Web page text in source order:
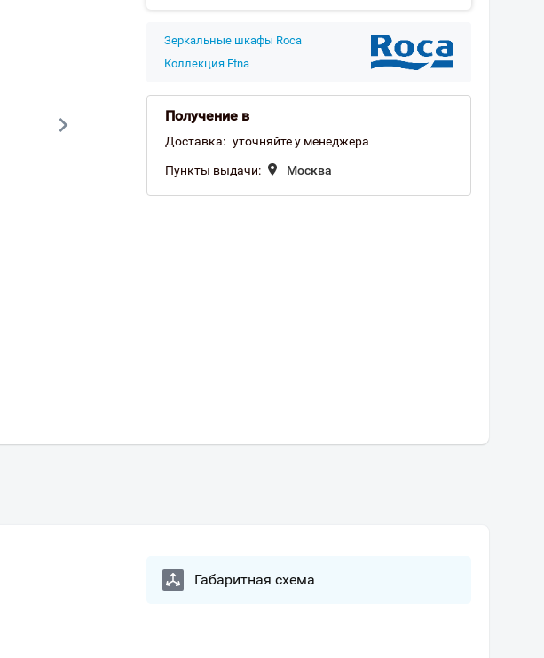
Зеркальные шкафы Roca
Коллекция Etna
Получение в
Доставка: уточняйте у менеджера
Пункты выдачи: Москва
Габаритная схема